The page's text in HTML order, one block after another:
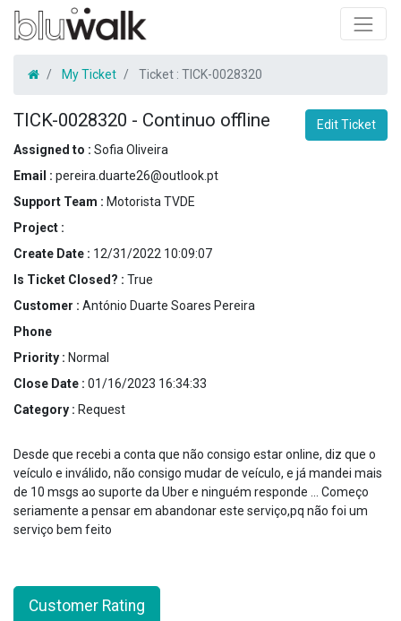
My Ticket Ticket : TICK-0028320
TICK-0028320 - Continuo offline
Edit Ticket
Assigned to : Sofia Oliveira
Email : pereira.duarte26@outlook.pt
Support Team : Motorista TVDE
Project :
Create Date : 12/31/2022 10:09:07
Is Ticket Closed? : True
Customer : António Duarte Soares Pereira
Phone
Priority : Normal
Close Date : 01/16/2023 16:34:33
Category : Request
Desde que recebi a conta que não consigo estar online, diz que o
veículo e inválido, não consigo mudar de veículo, e já mandei mais
de 10 msgs ao suporte da Uber e ninguém responde ... Começo
seriamente a pensar em abandonar este serviço,pq não foi um
serviço bem feito
Customer Rating